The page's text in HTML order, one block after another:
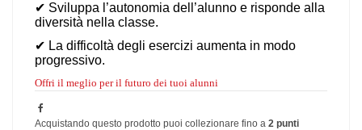
✔ Sviluppa l ’autonomia dell ’alunno e risponde alla
diversità nella classe.
✔ La difficoltà degli esercizi aumenta in modo
progressivo.
Offri il meglio per il futuro dei tuoi alunni
Acquistando questo prodotto puoi collezionare fino a 2 punti